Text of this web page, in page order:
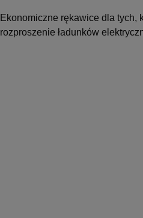
Ekonomiczne rękawice dla tych,
rozproszenie ładunków